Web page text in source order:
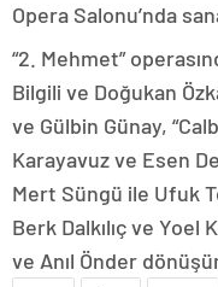
Opera Salonu’nda
“2. Mehmet”
Bilgili ve Doğukan
ve Gülbin Günay,
Karayavuz ve Esen
Mert Süngü ile Ufuk
Berk Dalkılıç ve Yoel
ve Anıl Önder